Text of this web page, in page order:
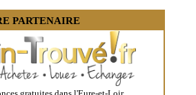
à Dangeau
à Saint-Sauveur-Marville
à Sainville
à Berchères-sur-Vesgre
à Le Gué-de-Longroi
à Gas
à Saint-Symphorien-le-Château
à Chartainvilliers
PARTENAIRE